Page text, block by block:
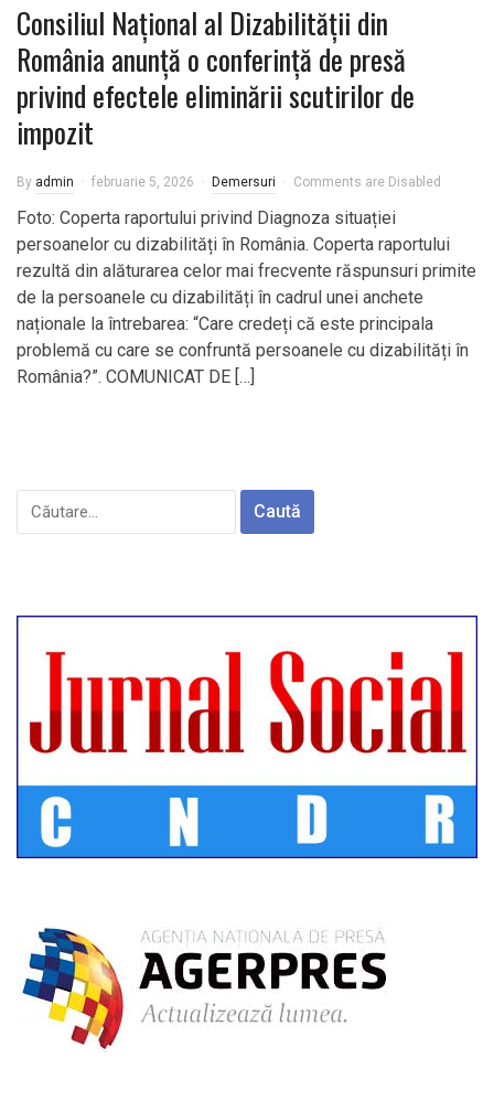
Consiliul Național al Dizabilității din
România anunță o conferință de presă
privind efectele eliminării scutirilor de
impozit
By admin februarie 5, 2026 Demersuri Comments are Disabled
Foto: Coperta raportului privind Diagnoza situației
persoanelor cu dizabilități în România. Coperta raportului
rezultă din alăturarea celor mai frecvente răspunsuri primite
de la persoanele cu dizabilități în cadrul unei anchete
naționale la întrebarea: “Care credeți că este principala
problemă cu care se confruntă persoanele cu dizabilități în
România?”. COMUNICAT DE […]
Caută
după: